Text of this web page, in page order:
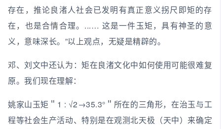
存在，推论良渚人社会已发明有真正意义拐尺即矩的存
在，也是合情合理。...… 这是一件玉矩，具有神圣的意
义，意味深长。”以上观点，无疑是精辟的。
邓、刘文中还认为：矩在良渚文化中如何使用可能很难复
原。我们现在理解：
姚家山玉矩＂1 : √2→35.3°＂所在的三角形，在治玉与工
程等社会生产活动、特别是在观测北天极（天中）来确定